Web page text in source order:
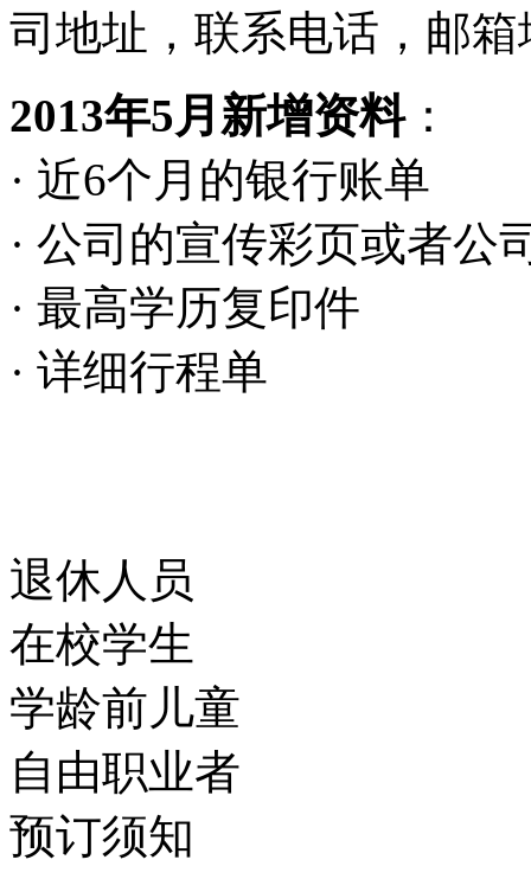
司地址，联系电话，邮箱
2013年5月新增资料：
· 近6个月的银行账单
· 公司的宣传彩页或者公
· 最高学历复印件
· 详细行程单
退休人员
在校学生
学龄前儿童
自由职业者
预订须知